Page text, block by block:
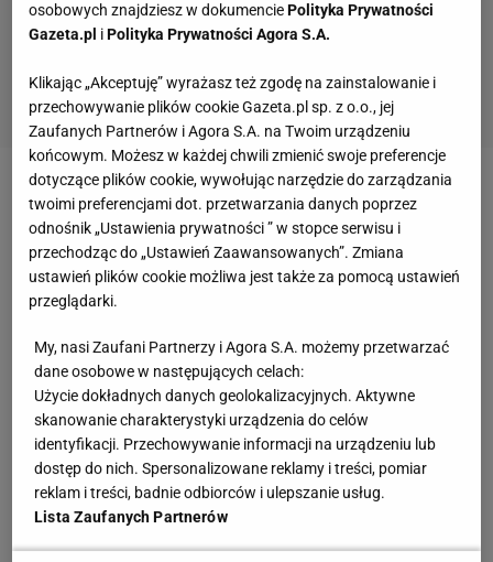
Zobacz wideoKurek: Złoto na igrzyskach? Jesteśmy
w stanie to zrobić
Pół godziny później doszło do eksplozji. To cud, że w
którego zamachowiec dołączył gwoździe i kawałki
metalu, zginęła tylko jedna osoba - amerykańska
turystka. Policja miała trochę szczęścia, bo na
pozostawiony plecak uwagę zwrócił jeden z
ochroniarzy, niejaki Richard Jewell. Kibiców i
przypadkowych ludzi szybko zaczęto zatem z
podejrzanej strefy ewakuować. Siła wybuchu była
osobowych znajdziesz w dokumenciePolityka Prywatności
Gazeta.pl iPolityka Prywatności Agora S.A.
Klikając „Akceptuję” wyrażasz też zgodę na zainstalowanie i
przechowywanie plików cookie Gazeta.pl sp. z o.o., jej
Zaufanych Partnerów i Agora S.A. na Twoim urządzeniu
końcowym. Możesz w każdej chwili zmienić swoje preferencje
dotyczące plików cookie, wywołując narzędzie do zarządzania
twoimi preferencjami dot. przetwarzania danych poprzez
odnośnik „Ustawienia prywatności ” w stopce serwisu i
przechodząc do „Ustawień Zaawansowanych”. Zmiana
ustawień plików cookie możliwa jest także za pomocą ustawień
przeglądarki.
My, nasi Zaufani Partnerzy i Agora S.A. możemy przetwarzać
dane osobowe w następujących celach:
Użycie dokładnych danych geolokalizacyjnych. Aktywne
skanowanie charakterystyki urządzenia do celów
identyfikacji. Przechowywanie informacji na urządzeniu lub
dostęp do nich. Spersonalizowane reklamy i treści, pomiar
reklam i treści, badnie odbiorców i ulepszanie usług.
Lista Zaufanych Partnerów